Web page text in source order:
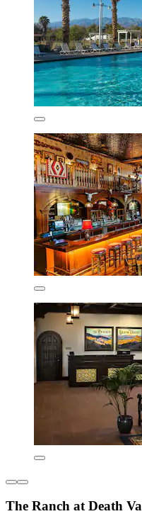
The Ranch at Death